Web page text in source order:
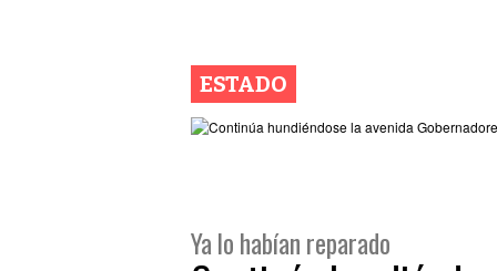
ESTADO
Ya lo habían reparado